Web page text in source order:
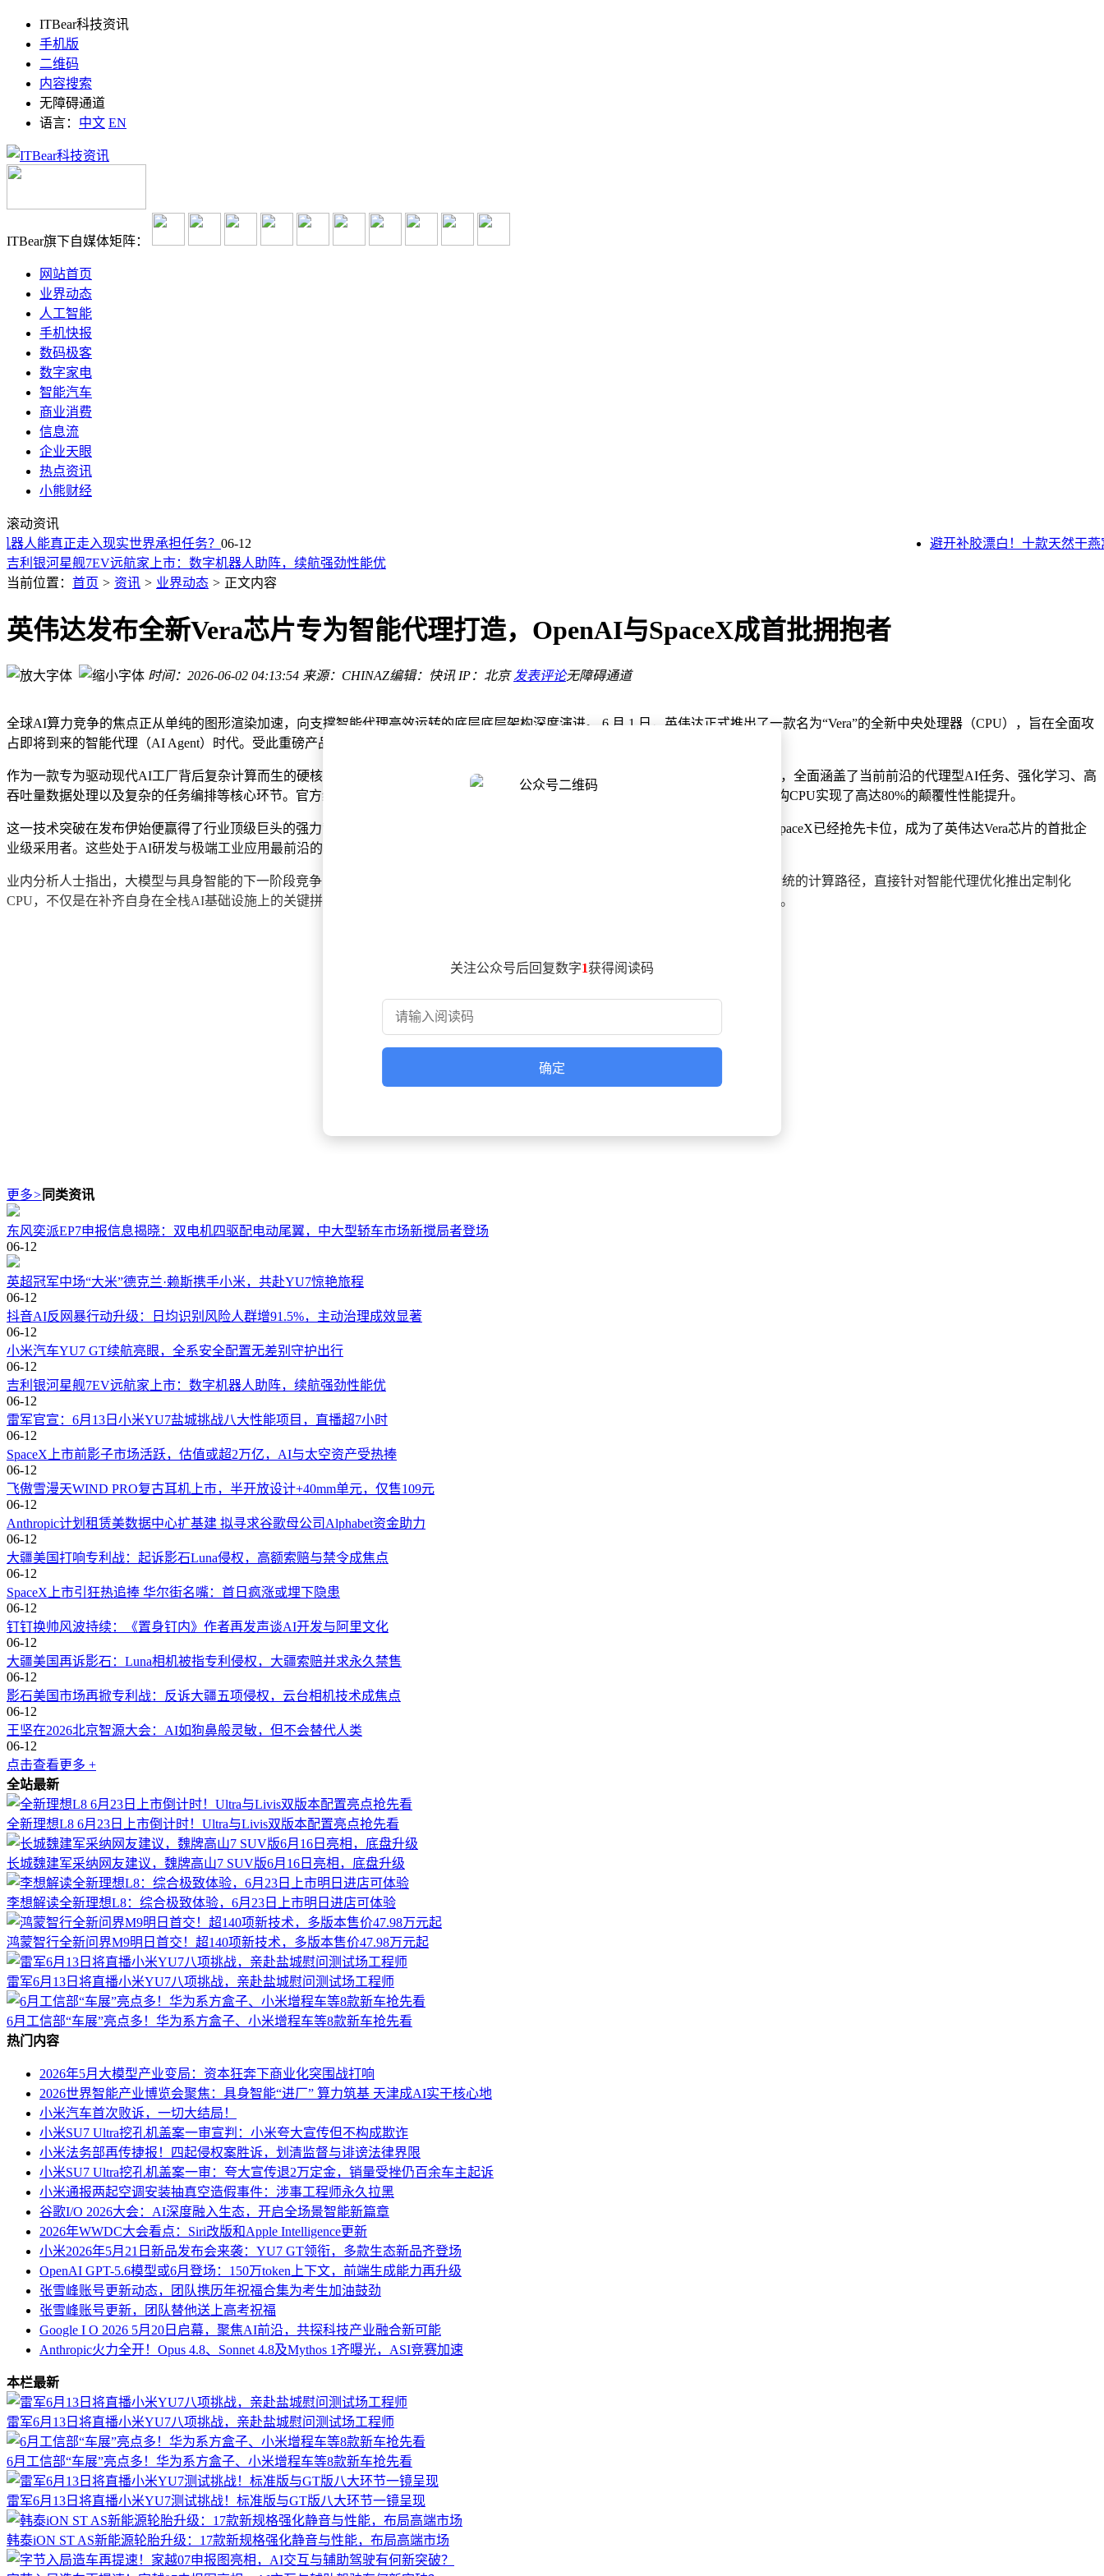
ITBear科技资讯
手机版
二维码
内容搜索
无障碍通道
语言： 中文 EN
ITBear旗下自媒体矩阵：
网站首页
业界动态
人工智能
手机快报
数码极客
数字家电
智能汽车
商业消费
信息流
企业天眼
热点资讯
小熊财经
滚动资讯
人能真正走入现实世界承担任务？06-12 避开补胶漂白！十款天然干燕
抖音AI反网暴行动升级：日均识别风险人群增91.5%，主动治理成效显著
小米汽车YU7 GT续航亮眼，全系安全配置无差别守护出行
吉利银河星舰7EV远航家上市：数字机器人助阵，续航强劲性能优
雷军官宣：6月13日小米YU7盐城挑战八大性能项目，直播超7小时
飞傲雪漫天WIND PRO复古耳机上市，半开放设计+40mm单元，仅售109元
Anthropic计划租赁美数据中心扩基建 拟寻求谷歌母公司Alphabet资金助力
大疆美国打响专利战：起诉影石Luna侵权，高额索赔与禁令成焦点
SpaceX上市引狂热追捧 华尔街名嘴：首日疯涨或埋下隐患
抖音AI反网暴行动升级：日均识别风险人群增91.5%，主动治理成效显著
当前位置： 首页 > 资讯 > 业界动态 > 正文内容
英伟达发布全新Vera芯片专为智能代理打造，OpenAI与SpaceX成首批拥抱者
时间：2026-06-02 04:13:54 来源：CHINAZ编辑：快讯 IP：北京 发表评论无障碍通道
全球AI算力竞争的焦点正从单纯的图形渲染加速，向支撑智能代理高效运转的底层底层架构深度演进。 6 月 1 日，英伟达正式推出了一款名为“Vera”的全新中央处理器（CPU），旨在全面攻
占即将到来的智能代理（AI Agent）时代。受此重磅产品发布提振，英伟达在二级市场的夜盘涨幅一度迅速扩大至3%。
作为一款专为驱动现代AI工厂背后复杂计算而生的硬核硬件，Vera芯片的核心使命是攻克CPU密集型工作负载。它的应用场景极其广泛，全面涵盖了当前前沿的代理型AI任务、强化学习、高
吞吐量数据处理以及复杂的任务编排等核心环节。官方给出的实测数据显示，在处理代理型任务的执行速度上，Vera相比传统的x86 架构CPU实现了高达80%的颠覆性性能提升。
这一技术突破在发布伊始便赢得了行业顶级巨头的强力背书。据透露，全球头部人工智能实验室OpenAI、Anthropic以及商业航天巨头SpaceX已经抢先卡位，成为了英伟达Vera芯片的首批企
业级采用者。这些处于AI研发与极端工业应用最前沿的机构入局，无疑将加速该芯片在真实物理与虚拟世界复杂业务中的落地验证。
业内分析人士指出，大模型与具身智能的下一阶段竞争，本质上是自主智能体在复杂场景下的响应与调度效率之争。英伟达此次绕开传统的计算路径，直接针对智能代理优化推出定制化
CPU，不仅是在补齐自身在全栈AI基础设施上的关键拼图，也极有可能在全行业内掀起一场由x86 向全新AI原生架构迁移的算力革新潮。
关注公众号后回复数字1获得阅读码
确定
更多> 同类资讯
东风奕派EP7申报信息揭晓：双电机四驱配电动尾翼，中大型轿车市场新搅局者登场
06-12
英超冠军中场“大米”德克兰·赖斯携手小米，共赴YU7惊艳旅程
06-12
抖音AI反网暴行动升级：日均识别风险人群增91.5%，主动治理成效显著
06-12
小米汽车YU7 GT续航亮眼，全系安全配置无差别守护出行
06-12
吉利银河星舰7EV远航家上市：数字机器人助阵，续航强劲性能优
06-12
雷军官宣：6月13日小米YU7盐城挑战八大性能项目，直播超7小时
06-12
SpaceX上市前影子市场活跃，估值或超2万亿，AI与太空资产受热捧
06-12
飞傲雪漫天WIND PRO复古耳机上市，半开放设计+40mm单元，仅售109元
06-12
Anthropic计划租赁美数据中心扩基建 拟寻求谷歌母公司Alphabet资金助力
06-12
大疆美国打响专利战：起诉影石Luna侵权，高额索赔与禁令成焦点
06-12
SpaceX上市引狂热追捧 华尔街名嘴：首日疯涨或埋下隐患
06-12
钉钉换帅风波持续：《置身钉内》作者再发声谈AI开发与阿里文化
06-12
大疆美国再诉影石：Luna相机被指专利侵权，大疆索赔并求永久禁售
06-12
影石美国市场再掀专利战：反诉大疆五项侵权，云台相机技术成焦点
06-12
王坚在2026北京智源大会：AI如狗鼻般灵敏，但不会替代人类
06-12
点击查看更多 +
全站最新
全新理想L8 6月23日上市倒计时！Ultra与Livis双版本配置亮点抢先看
长城魏建军采纳网友建议，魏牌高山7 SUV版6月16日亮相，底盘升级
李想解读全新理想L8：综合极致体验，6月23日上市明日进店可体验
鸿蒙智行全新问界M9明日首交！超140项新技术，多版本售价47.98万元起
雷军6月13日将直播小米YU7八项挑战，亲赴盐城慰问测试场工程师
6月工信部“车展”亮点多！华为系方盒子、小米增程车等8款新车抢先看
热门内容
2026年5月大模型产业变局：资本狂奔下商业化突围战打响
2026世界智能产业博览会聚焦：具身智能“进厂” 算力筑基 天津成AI实干核心地
小米汽车首次败诉，一切大结局！
小米SU7 Ultra挖孔机盖案一审宣判：小米夸大宣传但不构成欺诈
小米法务部再传捷报！四起侵权案胜诉，划清监督与诽谤法律界限
小米SU7 Ultra挖孔机盖案一审：夸大宣传退2万定金，销量受挫仍百余车主起诉
小米通报两起空调安装抽真空造假事件：涉事工程师永久拉黑
谷歌I/O 2026大会：AI深度融入生态，开启全场景智能新篇章
2026年WWDC大会看点：Siri改版和Apple Intelligence更新
小米2026年5月21日新品发布会来袭：YU7 GT领衔，多款生态新品齐登场
OpenAI GPT-5.6模型或6月登场：150万token上下文，前端生成能力再升级
张雪峰账号更新动态，团队携历年祝福合集为考生加油鼓劲
张雪峰账号更新，团队替他送上高考祝福
Google I O 2026 5月20日启幕，聚焦AI前沿，共探科技产业融合新可能
Anthropic火力全开！Opus 4.8、Sonnet 4.8及Mythos 1齐曝光，ASI竞赛加速
本栏最新
雷军6月13日将直播小米YU7八项挑战，亲赴盐城慰问测试场工程师
6月工信部“车展”亮点多！华为系方盒子、小米增程车等8款新车抢先看
雷军6月13日将直播小米YU7测试挑战！标准版与GT版八大环节一镜呈现
韩泰iON ST AS新能源轮胎升级：17款新规格强化静音与性能，布局高端市场